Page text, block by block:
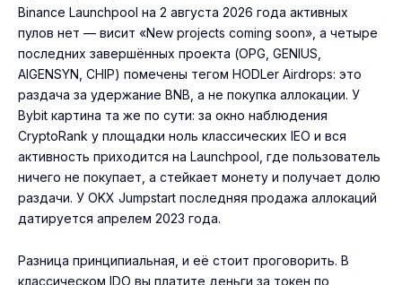
Binance Launchpool на 2 августа 2026 года активных
пулов нет — висит «New projects coming soon», а четыре
последних завершённых проекта (OPG, GENIUS,
AIGENSYN, CHIP) помечены тегом HODLer Airdrops: это
раздача за удержание BNB, а не покупка аллокации. У
Bybit картина та же по сути: за окно наблюдения
CryptoRank у площадки ноль классических IEO и вся
активность приходится на Launchpool, где пользователь
ничего не покупает, а стейкает монету и получает долю
раздачи. У OKX Jumpstart последняя продажа аллокаций
датируется апрелем 2023 года.
Разница принципиальная, и её стоит проговорить. В
классическом IDO вы платите деньги за токен по